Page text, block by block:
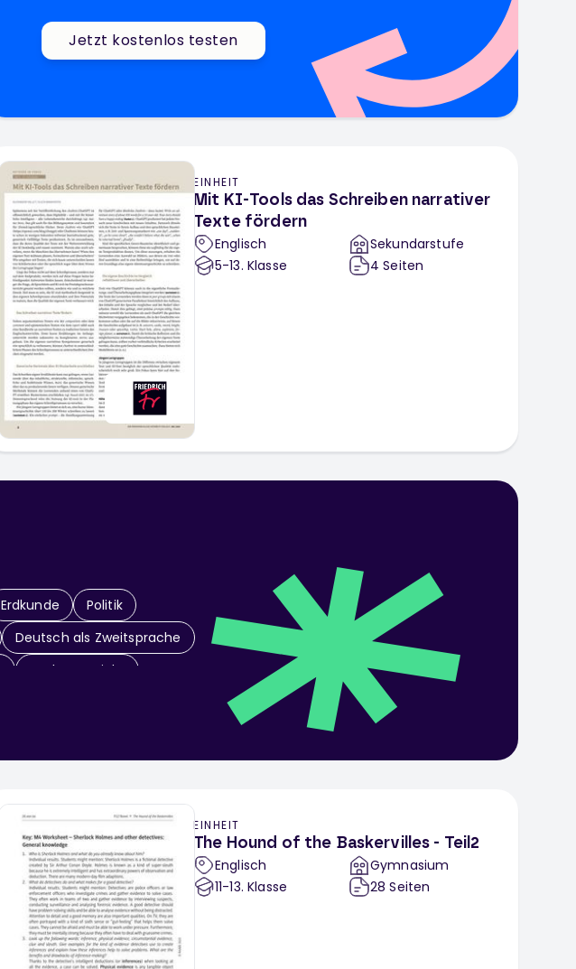
Jetzt kostenlos testen
EINHEIT
Mit KI-Tools das Schreiben narrativer
Texte fördern
Englisch
5-13. Klasse
Sekundarstufe
4 Seiten
Erdkunde
Politik
Deutsch als Zweitsprache
Sachunterricht
EINHEIT
The Hound of the Baskervilles - Teil2
Englisch
11-13. Klasse
Gymnasium
28 Seiten